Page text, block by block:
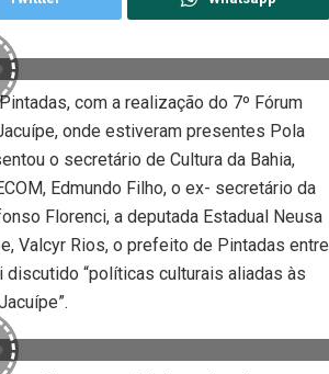
com a realização do 7º Fórum
onde estiveram presentes Pola
o secretário de Cultura da Bahia,
Edmundo Filho, o ex- secretário da
Florenci, a deputada Estadual Neusa
Valcyr Rios, o prefeito de Pintadas entre
discutido “políticas culturais aliadas às